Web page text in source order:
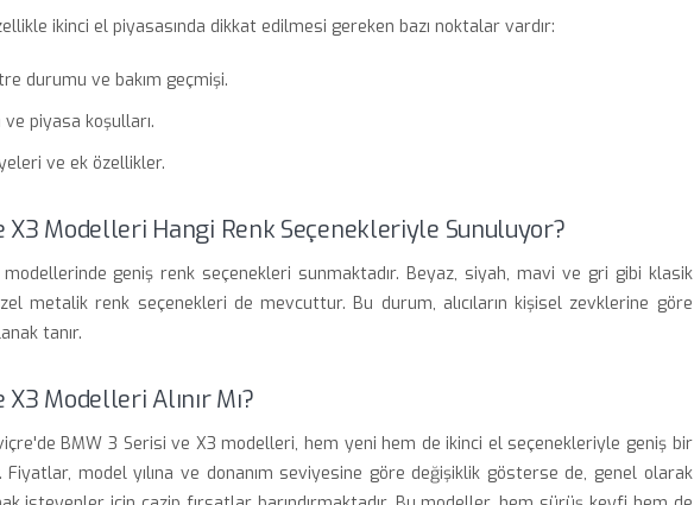
ikinci el piyasasında dikkat edilmesi gereken bazı noktalar vardır:
durumu ve bakım geçmişi.
piyasa koşulları.
ve ek özellikler.
X3 Modelleri Hangi Renk Seçenekleriyle Sunuluyor?
geniş renk seçenekleri sunmaktadır. Beyaz, siyah, mavi ve gri gibi klasik
metalik renk seçenekleri de mevcuttur. Bu durum, alıcıların kişisel zevklerine göre
tanır.
X3 Modelleri Alınır Mı?
BMW 3 Serisi ve X3 modelleri, hem yeni hem de ikinci el seçenekleriyle geniş bir
Fiyatlar, model yılına ve donanım seviyesine göre değişiklik gösterse de, genel olarak